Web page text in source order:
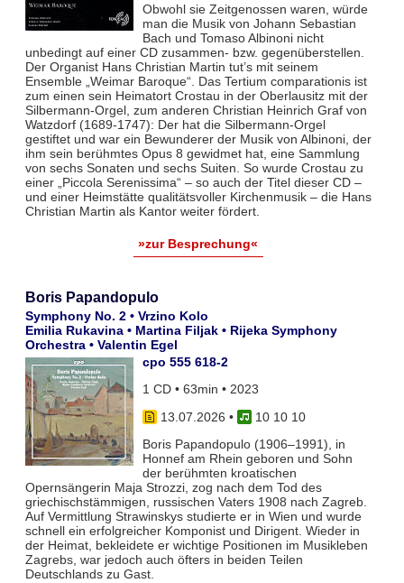
Obwohl sie Zeitgenossen waren, würde
man die Musik von Johann Sebastian
Bach und Tomaso Albinoni nicht
unbedingt auf einer CD zusammen- bzw. gegenüberstellen.
Der Organist Hans Christian Martin tut’s mit seinem
Ensemble „Weimar Baroque“. Das Tertium comparationis ist
zum einen sein Heimatort Crostau in der Oberlausitz mit der
Silbermann-Orgel, zum anderen Christian Heinrich Graf von
Watzdorf (1689-1747): Der hat die Silbermann-Orgel
gestiftet und war ein Bewunderer der Musik von Albinoni, der
ihm sein berühmtes Opus 8 gewidmet hat, eine Sammlung
von sechs Sonaten und sechs Suiten. So wurde Crostau zu
einer „Piccola Serenissima“ – so auch der Titel dieser CD –
und einer Heimstätte qualitätsvoller Kirchenmusik – die Hans
Christian Martin als Kantor weiter fördert.
»zur Besprechung«
Boris Papandopulo
Symphony No. 2 • Vrzino Kolo
Emilia Rukavina • Martina Filjak • Rijeka Symphony
Orchestra • Valentin Egel
cpo 555 618-2
1 CD • 63min • 2023
13.07.2026 •
10 10 10
Boris Papandopulo (1906–1991), in
Honnef am Rhein geboren und Sohn
der berühmten kroatischen
Opernsängerin Maja Strozzi, zog nach dem Tod des
griechischstämmigen, russischen Vaters 1908 nach Zagreb.
Auf Vermittlung Strawinskys studierte er in Wien und wurde
schnell ein erfolgreicher Komponist und Dirigent. Wieder in
der Heimat, bekleidete er wichtige Positionen im Musikleben
Zagrebs, war jedoch auch öfters in beiden Teilen
Deutschlands zu Gast.